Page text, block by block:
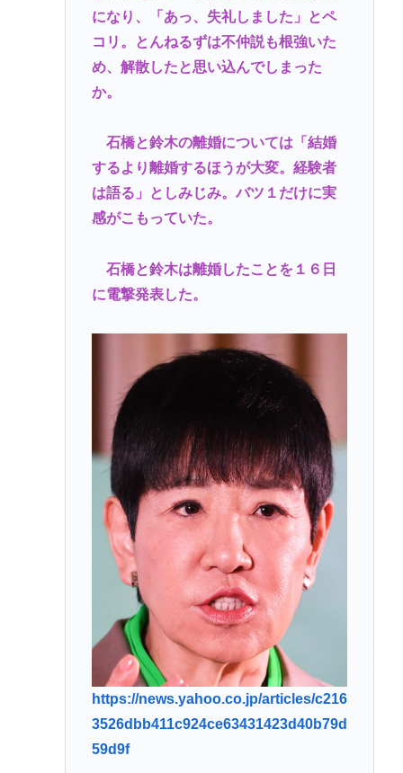
になり、「あっ、失礼しました」とペ
コリ。とんねるずは不仲説も根強いた
め、解散したと思い込んでしまった
か。
石橋と鈴木の離婚については「結婚
するより離婚するほうが大変。経験者
は語る」としみじみ。バツ１だけに実
感がこもっていた。
石橋と鈴木は離婚したことを１６日
に電撃発表した。
https://news.yahoo.co.jp/articles/c216
3526dbb411c924ce63431423d40b79d
59d9f